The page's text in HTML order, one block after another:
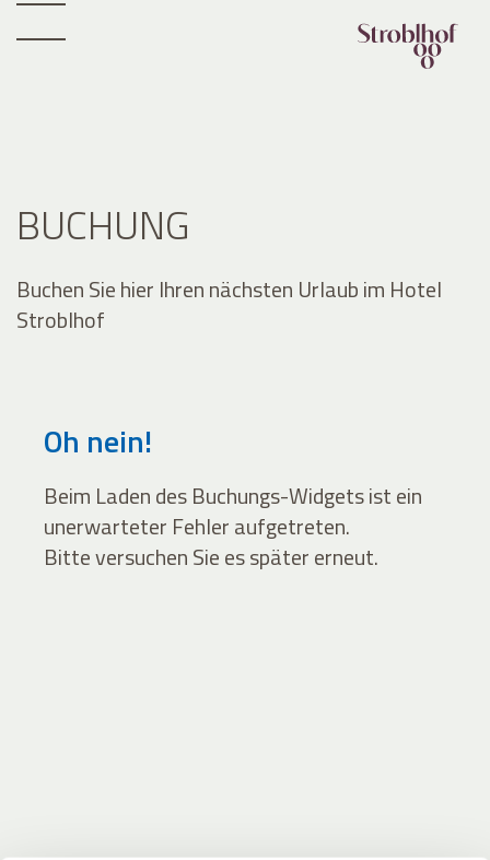
BUCHUNG
Buchen Sie hier Ihren nächsten Urlaub im Hotel
Stroblhof
Oh nein!
Beim Laden des Buchungs-Widgets ist ein
unerwarteter Fehler aufgetreten.
Bitte versuchen Sie es später erneut.